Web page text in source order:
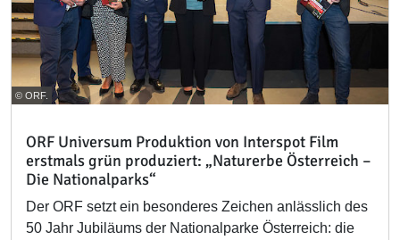
© ORF.
ORF Universum Produktion von Interspot Film
erstmals grün produziert: „Naturerbe Österreich –
Die Nationalparks“
Der ORF setzt ein besonderes Zeichen anlässlich des
50 Jahr Jubiläums der Nationalparke Österreich: die